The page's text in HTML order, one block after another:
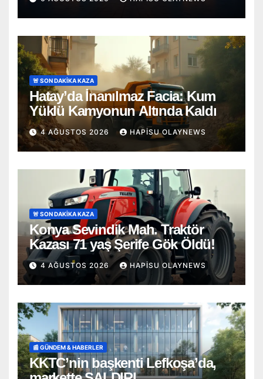
🚨 SON DAKİKA KAZA
Hatay’da İnanılmaz Facia: Kum
Yüklü Kamyonun Altında Kaldı
4 AĞUSTOS 2026 HAPISU OLAYNEWS
🚨 SON DAKİKA KAZA
Konya Sevindik Mah. Traktör
Kazası 71 yaş Şerife Gök Öldü!
4 AĞUSTOS 2026 HAPISU OLAYNEWS
📰 GÜNDEM & HABERLER
KKTC’nin başkenti Lefkoşa’da,